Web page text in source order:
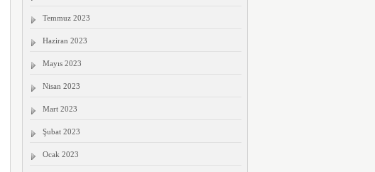
Temmuz 2023
Haziran 2023
Mayıs 2023
Nisan 2023
Mart 2023
Şubat 2023
Ocak 2023